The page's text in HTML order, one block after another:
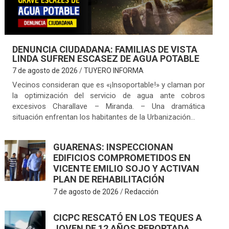
DENUNCIA CIUDADANA: FAMILIAS DE VISTA
LINDA SUFREN ESCASEZ DE AGUA POTABLE
7 de agosto de 2026 TUYERO INFORMA
Vecinos consideran que es «¡Insoportable!» y claman por
la optimización del servicio de agua ante cobros
excesivos Charallave – Miranda. – Una dramática
situación enfrentan los habitantes de la Urbanización…
GUARENAS: INSPECCIONAN
EDIFICIOS COMPROMETIDOS EN
VICENTE EMILIO SOJO Y ACTIVAN
PLAN DE REHABILITACIÓN
7 de agosto de 2026 Redacción
CICPC RESCATÓ EN LOS TEQUES A